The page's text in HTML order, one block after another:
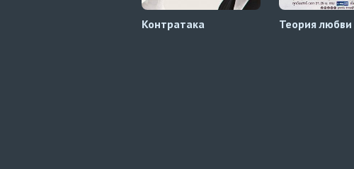
Контратака Теория любви